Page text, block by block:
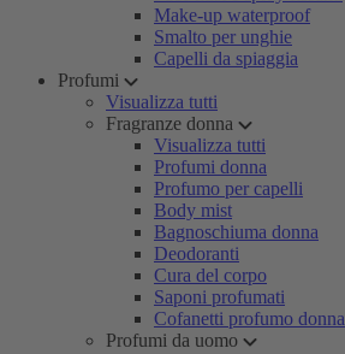
Make-up waterproof
Smalto per unghie
Capelli da spiaggia
Profumi
Visualizza tutti
Fragranze donna
Visualizza tutti
Profumi donna
Profumo per capelli
Body mist
Bagnoschiuma donna
Deodoranti
Cura del corpo
Saponi profumati
Cofanetti profumo donna
Profumi da uomo